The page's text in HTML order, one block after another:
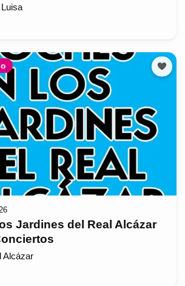
Jardines del Real Alcázar
Alcázar